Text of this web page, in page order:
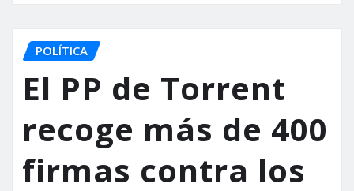
POLÍTICA
El PP de Torrent
recoge más de 400
firmas contra los